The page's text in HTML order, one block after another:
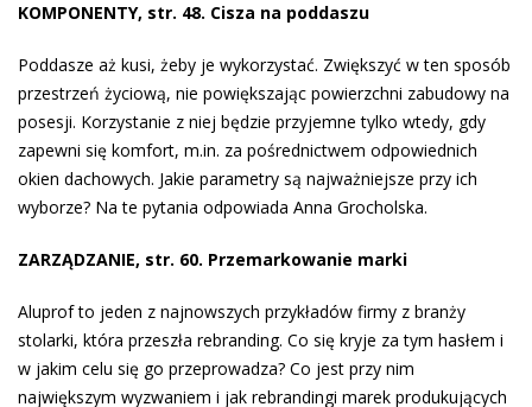
KOMPONENTY, str. 48. Cisza na poddaszu
Poddasze aż kusi, żeby je wykorzystać. Zwiększyć w ten sposób
przestrzeń życiową, nie powiększając powierzchni zabudowy na
posesji. Korzystanie z niej będzie przyjemne tylko wtedy, gdy
zapewni się komfort, m.in. za pośrednictwem odpowiednich
okien dachowych. Jakie parametry są najważniejsze przy ich
wyborze? Na te pytania odpowiada Anna Grocholska.
ZARZĄDZANIE, str. 60. Przemarkowanie marki
Aluprof to jeden z najnowszych przykładów firmy z branży
stolarki, która przeszła rebranding. Co się kryje za tym hasłem i
w jakim celu się go przeprowadza? Co jest przy nim
największym wyzwaniem i jak rebrandingi marek produkujących